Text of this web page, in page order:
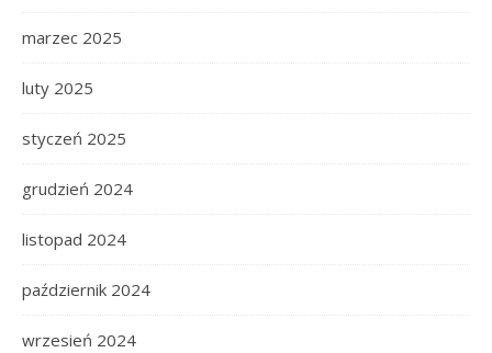
marzec 2025
luty 2025
styczeń 2025
grudzień 2024
listopad 2024
październik 2024
wrzesień 2024